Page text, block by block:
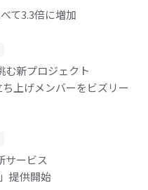
て3.3倍に増加
む新プロジェクト
ち上げメンバーをビズリー
サービス
提供開始